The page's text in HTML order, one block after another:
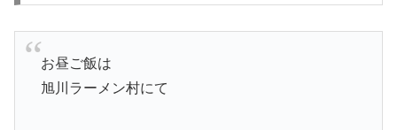
お昼ご飯は
旭川ラーメン村にて